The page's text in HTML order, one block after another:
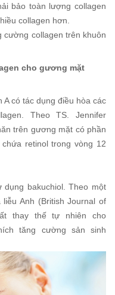
bảo toàn lượng collagen
collagen hơn.
cường collagen trên khuôn
cho gương mặt
A có tác dụng điều hòa các
Theo TS. Jennifer
trên gương mặt có phần
retinol trong vòng 12
bakuchiol. Theo một
Anh (British Journal of
thay thế tự nhiên cho
tăng cường sản sinh